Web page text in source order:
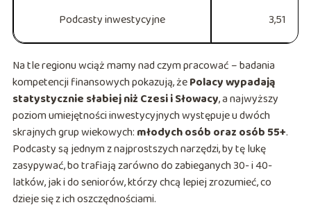
Podcasty inwestycyjne 3,51
Na tle regionu wciąż mamy nad czym pracować – badania
kompetencji finansowych pokazują, żePolacy wypadają
statystycznie słabiej niż Czesi i Słowacy, a najwyższy
poziom umiejętności inwestycyjnych występuje u dwóch
skrajnych grup wiekowych: młodych osób oraz osób 55+.
Podcasty są jednym z najprostszych narzędzi, by tę lukę
zasypywać, bo trafiają zarówno do zabieganych 30- i 40-
latków, jak i do seniorów, którzy chcą lepiej zrozumieć, co
dzieje się z ich oszczędnościami.